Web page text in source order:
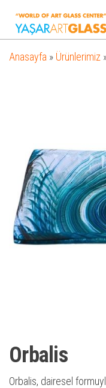
Anasayfa » Ürünlerimiz
Orbalis
Orbalis, dairesel